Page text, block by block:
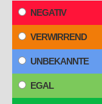
NEGATIV
VERWIRREND
UNBEKANNTE
EGAL